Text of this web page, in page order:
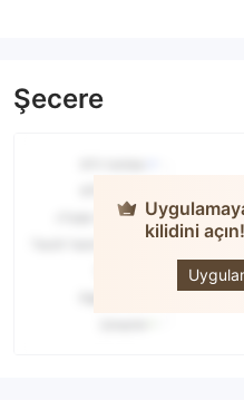
Şecere
kilidini açın!